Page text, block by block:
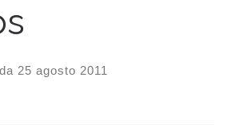
25 agosto 2011